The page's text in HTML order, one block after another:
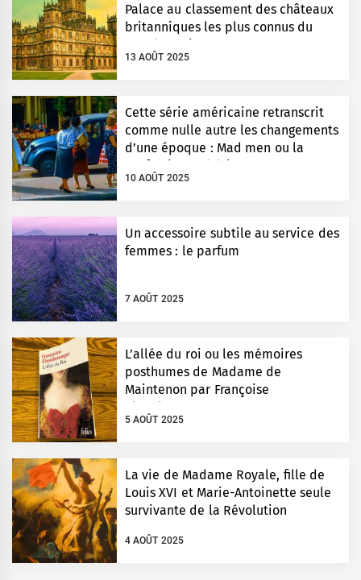
Palace au classement des châteaux
britanniques les plus connus du
monde entier
13 AOÛT 2025
Cette série américaine retranscrit
comme nulle autre les changements
d’une époque : Mad men ou la
perfection esthétique
10 AOÛT 2025
Un accessoire subtile au service des
femmes : le parfum
7 AOÛT 2025
L’allée du roi ou les mémoires
posthumes de Madame de
Maintenon par Françoise
Chandernagor
5 AOÛT 2025
La vie de Madame Royale, fille de
Louis XVI et Marie-Antoinette seule
survivante de la Révolution
4 AOÛT 2025